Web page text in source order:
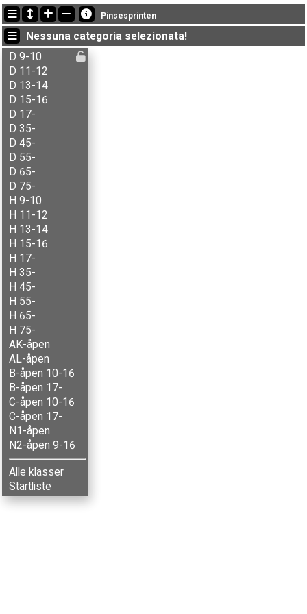
Ultimi aggiornamenti
12:55:53: Aase T. Golden (D 75-) got new status: SQ
12:55:53: Agnethe Hasli (D 17- ) è arrivato con il tempo: 17:16 (4)
12:55:53: Aksel B. Carlson (H 11-12) è arrivato con il tempo: 16:08 (7)
Pinsesprinten
Nessuna categoria selezionata!
D 9-10
D 11-12
D 13-14
D 15-16
D 17-
D 35-
D 45-
D 55-
D 65-
D 75-
H 9-10
H 11-12
H 13-14
H 15-16
H 17-
H 35-
H 45-
H 55-
H 65-
H 75-
AK-åpen
AL-åpen
B-åpen 10-16
B-åpen 17-
C-åpen 10-16
C-åpen 17-
N1-åpen
N2-åpen 9-16
Alle klasser
Startliste